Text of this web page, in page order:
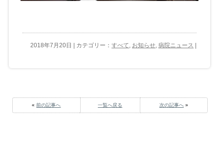
2018年7月20日 | カテゴリー：すべて お知らせ ,病院ニュース |
«前の記事へ 一覧へ戻る 次の記事へ»